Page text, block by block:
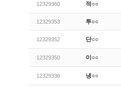
12329360 적○○
12329353 투○○
12329352 단○○
12329350 이○○
12329336 냉○○